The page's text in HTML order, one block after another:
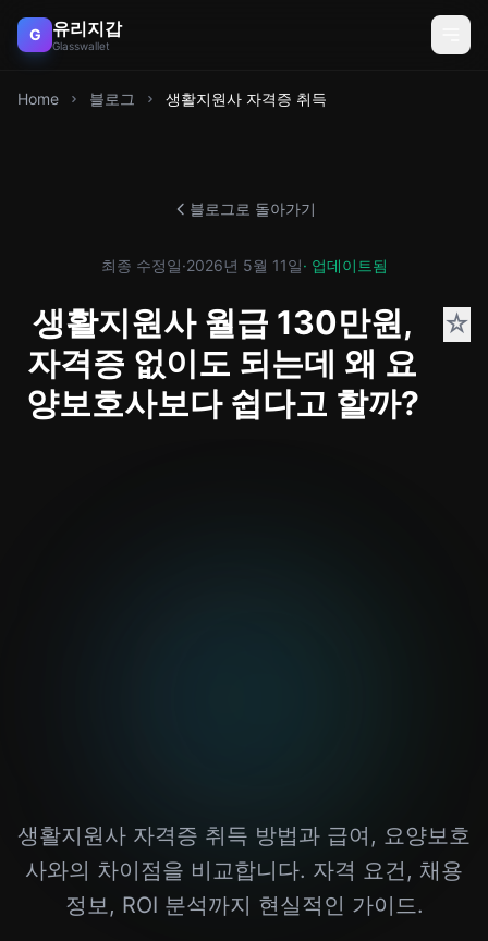
G 유리지갑
Glasswallet
Home 블로그 생활지원사 자격증 취득
블로그로 돌아가기
최종 수정일·2026년 5월 11일· 업데이트됨
생활지원사 월급 130만원,
자격증 없이도 되는데 왜 요
양보호사보다 쉽다고 할까?
☆
생활지원사 자격증 취득 방법과 급여, 요양보호
사와의 차이점을 비교합니다. 자격 요건, 채용
정보, ROI 분석까지 현실적인 가이드.